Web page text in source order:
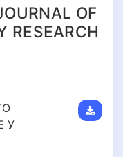
OF
RESEARCH
У